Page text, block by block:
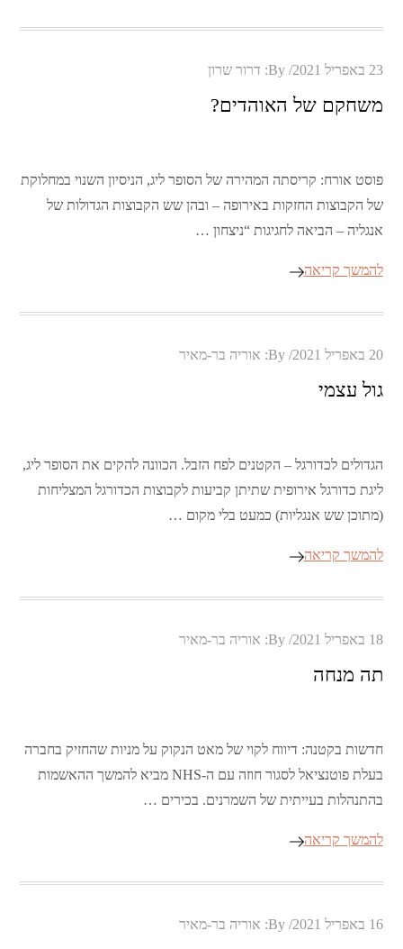
Posted
23 באפריל 2021 By: דרור שרון
משחקם של האוהדים?
פוסט אורח: קריסתה המהירה של הסופר ליג, הניסיון השנוי במחלוקת
של הקבוצות החזקות באירופה – ובהן שש הקבוצות הגדולות של
אנגליה – הביאה לחגיגות “ניצחון …
להמשך קריאה
Posted
20 באפריל 2021 By: אוריה בר-מאיר
גול עצמי
הגדולים לכדורגל – הקטנים לפח הזבל. הכוונה להקים את הסופר ליג,
ליגת כדורגל אירופית שתיתן קביעות לקבוצות הכדורגל המצליחות
(מתוכן שש אנגליות) כמעט בלי מקום …
להמשך קריאה
Posted
18 באפריל 2021 By: אוריה בר-מאיר
תה מנחה
חדשות בקטנה: דיווח לקוי של מאט הנקוק על מניות שהחזיק בחברה
בעלת פוטנציאל לסגור חוזה עם ה-NHS מביא להמשך ההאשמות
בהתנהלות בעייתית של השמרנים. בכירים …
להמשך קריאה
Posted
16 באפריל 2021 By: אוריה בר-מאיר